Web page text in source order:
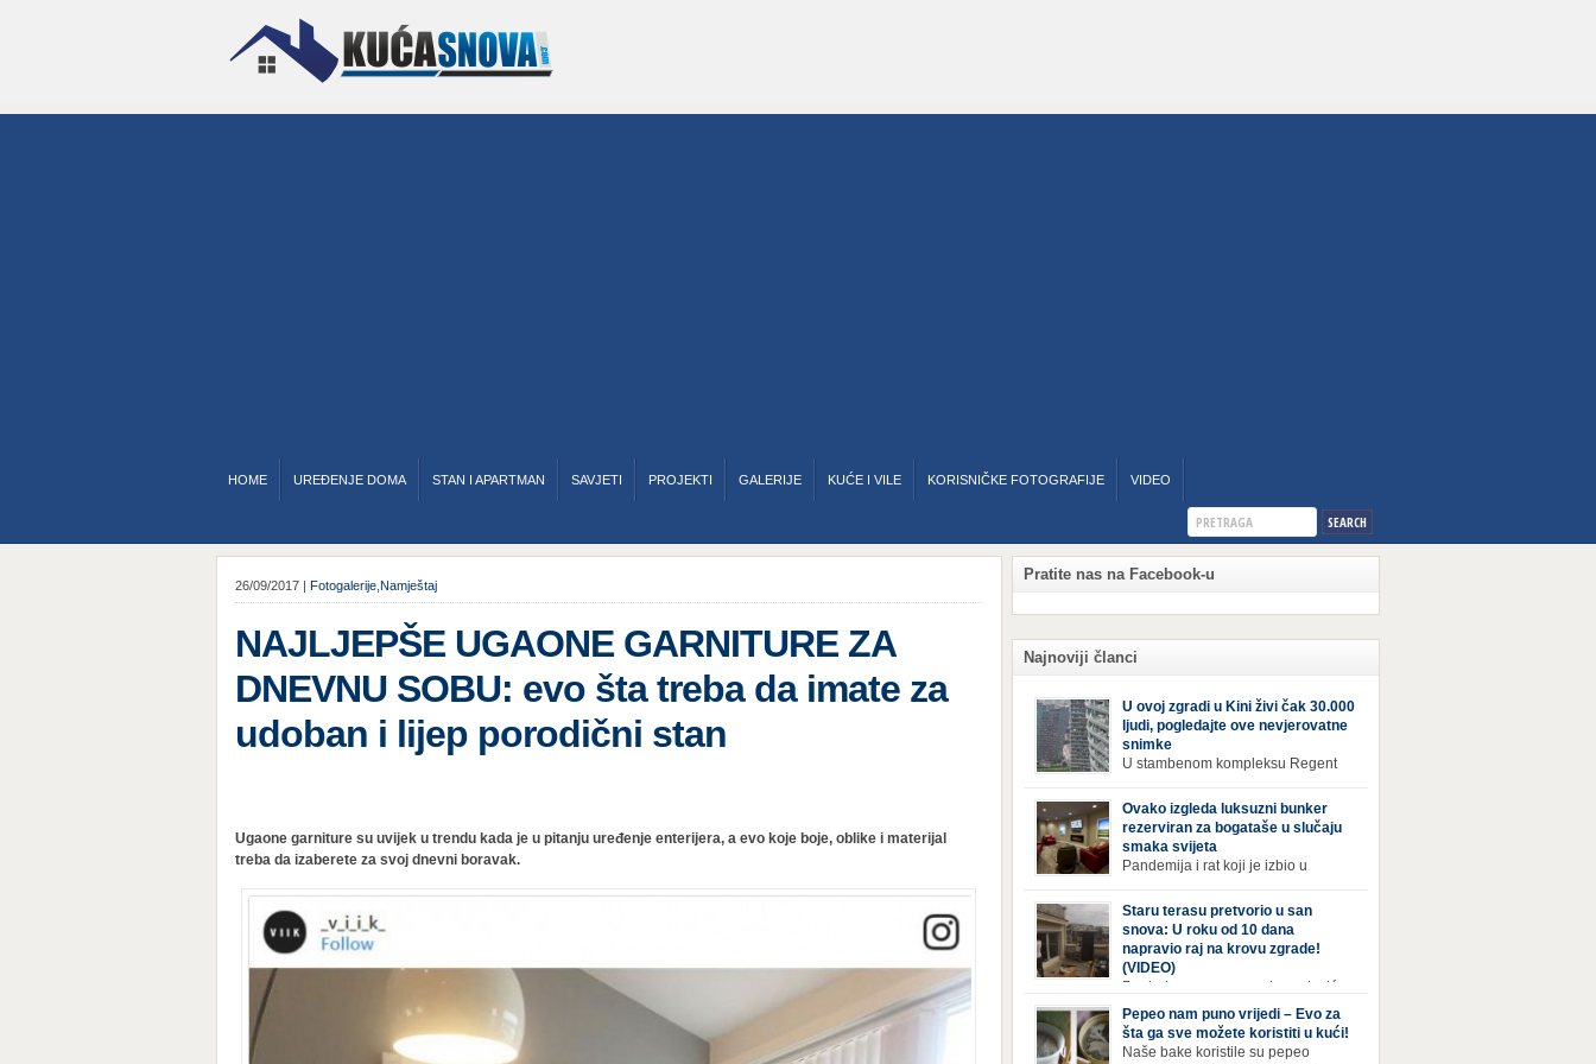
HOME UREĐENJE DOMA STAN I APARTMAN SAVJETI PROJEKTI GALERIJE KUĆE I VILE KORISNIČKE FOTOGRAFIJE VIDEO
26/09/2017 | Fotogalerije Namještaj
NAJLJEPŠE UGAONE GARNITURE ZA
DNEVNU SOBU: evo šta treba da imate za
udoban i lijep porodični stan
Ugaone garniture su uvijek u trendu kada je u pitanju uređenje enterijera, a evo koje boje, oblike i materijal
treba da izaberete za svoj dnevni boravak.
Pratite nas na Facebook-u
Najnoviji članci
U ovoj zgradi u Kini živi čak 30.000
ljudi, pogledajte ove nevjerovatne
snimke
U stambenom kompleksu Regent
Qianjiang Century Cityju u poslovnoj četvrti
Hangzhoua u Kini, trenutno živi gotovo 30 hiljada
ljudi, koji nikad ne moraju izaći iz njega. Naime, s
obzirom na to da unutar zgrade mogu pronaći sve
potrepštine koje im zatrebaju, stanari ovog
njega ako […]
Ovako izgleda luksuzni bunker
rezerviran za bogataše u slučaju
smaka svijeta
Pandemija i rat koji je izbio u
siguran od katastrofa koje mogu zadesiti svijet
kakav poznajemo. I dok se većina ljudi nada da
situacija u svijetu neće postati još gora te da su
prijetnje nuklearnim oružjem isprazne, ima i onih
koji se spremaju za najgori scenariji. Naime,
Staru terasu pretvorio u san
snova: U roku od 10 dana
napravio raj na krovu zgrade!
(VIDEO)
Pogled na ovu prepravku, ostaviće
vas bez daha Život na zadnjem spratu zgrade ima
svojih prednosti, ali i mana. Izloženost kiši, suncu,
vetru i snijegu čini da se materijali brže troše, a
Pepeo nam puno vrijedi – Evo za
šta ga sve možete koristiti u kući!
Naše bake koristile su pepeo